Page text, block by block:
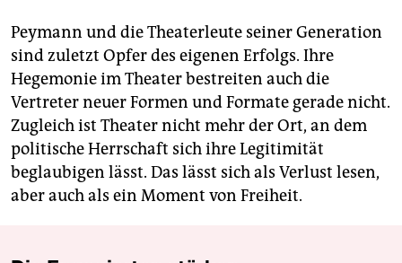
Peymann und die Theaterleute seiner Generation
sind zuletzt Opfer des eigenen Erfolgs. Ihre
Hegemonie im Theater bestreiten auch die
Vertreter neuer Formen und Formate gerade nicht.
Zugleich ist Theater nicht mehr der Ort, an dem
politische Herrschaft sich ihre Legitimität
beglaubigen lässt. Das lässt sich als Verlust lesen,
aber auch als ein Moment von Freiheit.